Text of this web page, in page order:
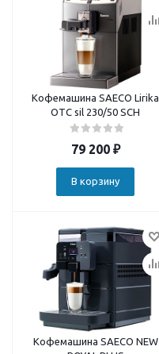
Кофемашина SAECO Lirika
OTC sil 230/50 SCH
79 200₽
В корзину
Кофемашина SAECO NEW